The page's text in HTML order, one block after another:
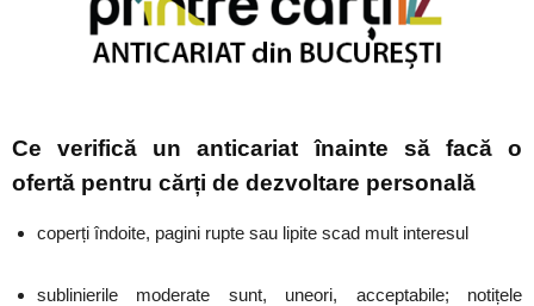
Ce verifică un anticariat înainte să facă o
ofertă pentru cărți de dezvoltare personală
coperți îndoite, pagini rupte sau lipite scad mult interesul
sublinierile moderate sunt, uneori, acceptabile; notițele